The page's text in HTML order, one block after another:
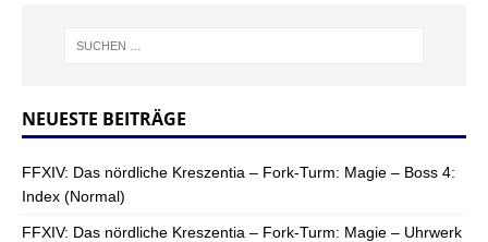
NEUESTE BEITRÄGE
FFXIV: Das nördliche Kreszentia – Fork-Turm: Magie – Boss 4:
Index (Normal)
FFXIV: Das nördliche Kreszentia – Fork-Turm: Magie – Uhrwerk